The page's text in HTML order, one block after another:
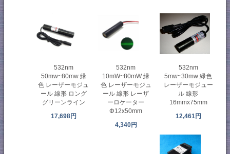
532nm
50mw~80mw 緑
色 レーザーモジュ
ール 線形 ロング
グリーンライン
17,698円
532nm
10mW~80mW 緑
色 レーザーモジュ
ール 線形 レーザ
ーロケーター
Φ12x50mm
4,340円
532nm
5mw~30mw 緑色
レーザーモジュー
ル 線形
16mmx75mm
12,461円